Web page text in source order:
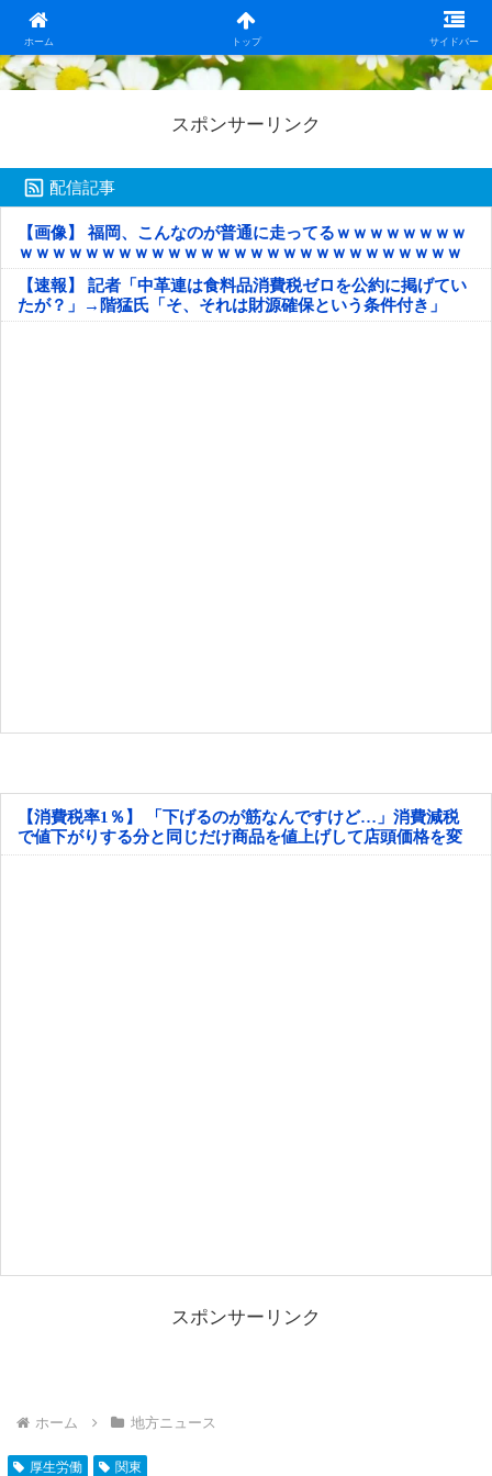
ホーム トップ サイドバー
日本第一！ニュース録
スポンサーリンク
配信記事
【画像】 福岡、こんなのが普通に走ってるｗｗｗｗｗｗｗｗ
ｗｗｗｗｗｗｗｗｗｗｗｗｗｗｗｗｗｗｗｗｗｗｗｗｗｗｗ
ｗｗｗｗｗ
【速報】 記者「中革連は食料品消費税ゼロを公約に掲げてい
たが？」→階猛氏「そ、それは財源確保という条件付き」
【消費税率1％】 「下げるのが筋なんですけど…」消費減税
で値下がりする分と同じだけ商品を値上げして店頭価格を変
えない店も
スポンサーリンク
ホーム 地方ニュース
厚生労働 関東